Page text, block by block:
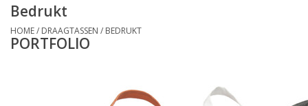
Transparant
Ballotins
Bedrukt
HOME/ DRAAGTASSEN / BEDRUKT
PORTFOLIO